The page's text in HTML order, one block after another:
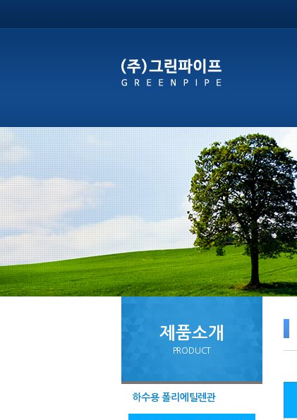
제품소개
PRODUCT
하수용 폴리에틸렌관